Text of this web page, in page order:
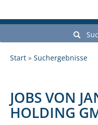
Start
Suchergebnisse
JOBS VON
HOLDING